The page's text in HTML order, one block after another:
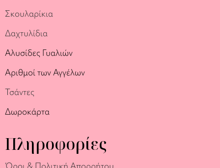
Σκουλαρίκια
Δαχτυλίδια
Αλυσίδες Γυαλιών
Αριθμοί των Αγγέλων
Τσάντες
Δωροκάρτα
Πληροφορίες